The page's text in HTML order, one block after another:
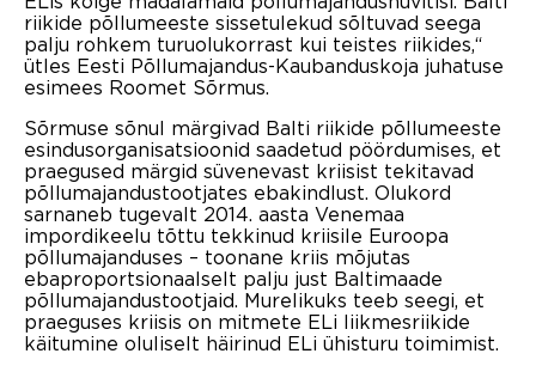
riikide põllumeeste sissetulekud sõltuvad seega
palju rohkem turuolukorrast kui teistes riikides,“
ütles Eesti Põllumajandus-Kaubanduskoja juhatuse
esimees Roomet Sõrmus.
Sõrmuse sõnul märgivad Balti riikide põllumeeste
esindusorganisatsioonid saadetud pöördumises, et
praegused märgid süvenevast kriisist tekitavad
põllumajandustootjates ebakindlust. Olukord
sarnaneb tugevalt 2014. aasta Venemaa
impordikeelu tõttu tekkinud kriisile Euroopa
põllumajanduses – toonane kriis mõjutas
ebaproportsionaalselt palju just Baltimaade
põllumajandustootjaid. Murelikuks teeb seegi, et
praeguses kriisis on mitmete ELi liikmesriikide
käitumine oluliselt häirinud ELi ühisturu toimimist.